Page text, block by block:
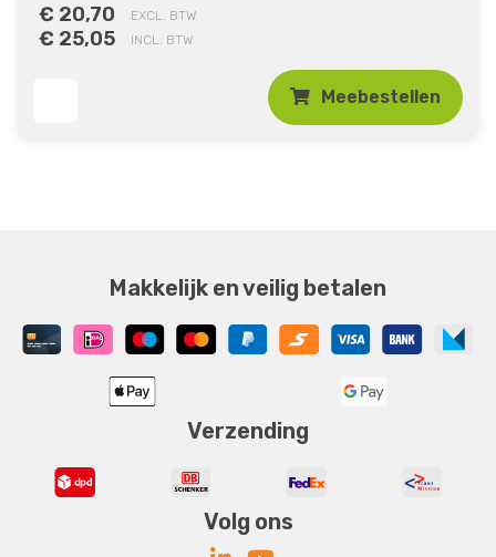
€ 20,70 EXCL. BTW
€ 25,05 INCL. BTW
Meebestellen
Makkelijk en veilig betalen
Verzending
Volg ons